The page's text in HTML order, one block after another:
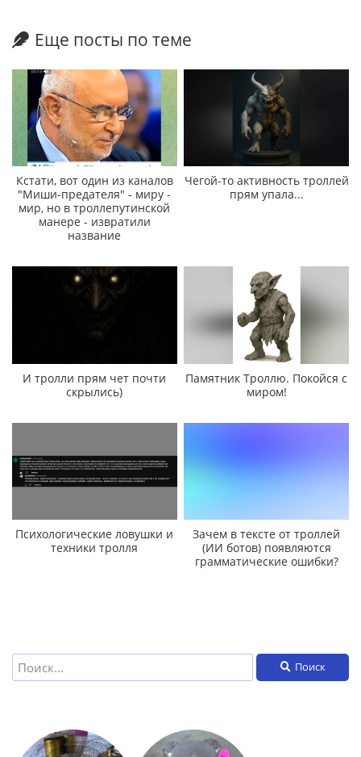
Еще посты по теме
Кстати, вот один из каналов
"Миши-предателя" - миру -
мир, но в троллепутинской
манере - извратили
название
Чегой-то активность троллей
прям упала...
И тролли прям чет почти
скрылись)
Памятник Троллю. Покойся с
миром!
Психологические ловушки и
техники тролля
Зачем в тексте от троллей
(ИИ ботов) появляются
грамматические ошибки?
Поиск